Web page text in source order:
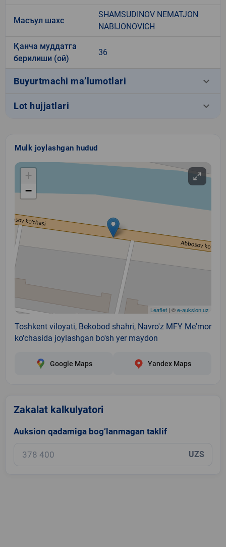
Масъул шахс
SHAMSUDINOV NEMATJON
NABIJONOVICH
Қанча муддатга
берилиши (ой)
36
Buyurtmachi ma’lumotlari keyboard_arrow_down
Lot hujjatlari keyboard_arrow_down
Mulk joylashgan hudud
+
−
Leaflet | ©e-auksion.uz
Toshkent viloyati, Bekobod shahri, Navro'z MFY Me'mor
ko'chasida joylashgan bo'sh yer maydon
Google Maps Yandex Maps
Zakalat kalkulyatori
Auksion qadamiga bog‘lanmagan taklif
UZS